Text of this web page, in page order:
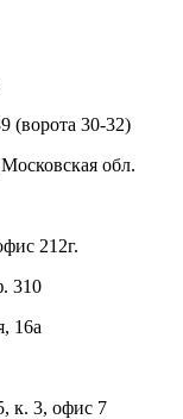
(ворота 30-32)
Московская обл.
212г.
310
16а
к. 3, офис 7